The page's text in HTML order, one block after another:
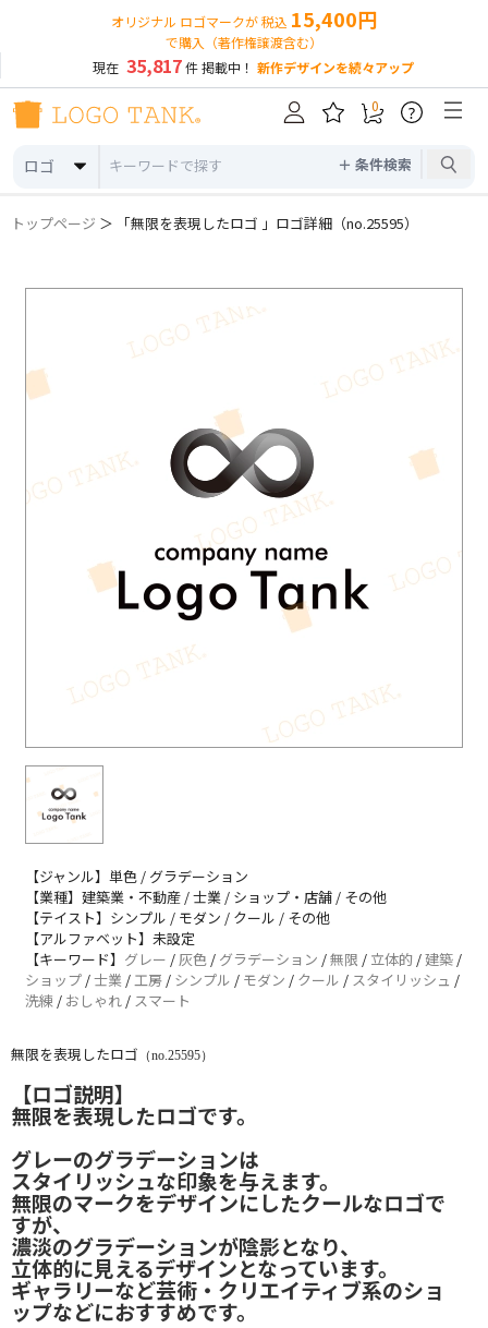
オリジナル ロゴマークが 税込 15,400円
で購入（著作権譲渡含む）
現在 35,817件 掲載中！ 新作デザインを続々アップ
ロゴ ＋ 条件検索
0 ?
トップページ ＞ 「無限を表現したロゴ 」ロゴ詳細（no.25595）
【ジャンル】単色 / グラデーション
【業種】建築業・不動産 / 士業 / ショップ・店舗 / その他
【テイスト】シンプル / モダン / クール / その他
【アルファベット】未設定
【キーワード】 グレー /灰色 / グラデーション /無限 / 立体的 /建築 /
ショップ /士業 /工房 / シンプル / モダン / クール / スタイリッシュ /
洗練 / おしゃれ / スマート
無限を表現したロゴ （no.25595）
【ロゴ説明】
無限を表現したロゴです。
グレーのグラデーションは
スタイリッシュな印象を与えます。
無限のマークをデザインにしたクールなロゴで
すが、
濃淡のグラデーションが陰影となり、
立体的に見えるデザインとなっています。
ギャラリーなど芸術・クリエイティブ系のショ
ップなどにおすすめです。